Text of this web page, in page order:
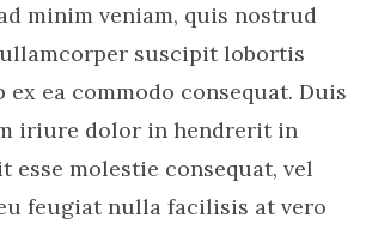
minim veniam, quis nostrud
suscipit lobortis
ea commodo consequat. Duis
iriure dolor in hendrerit in
esse molestie consequat, vel
feugiat nulla facilisis at vero